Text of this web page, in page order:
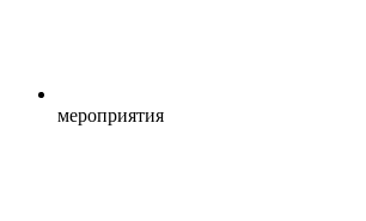
мероприятия